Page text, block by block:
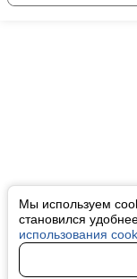
Мы используем
становился
использования